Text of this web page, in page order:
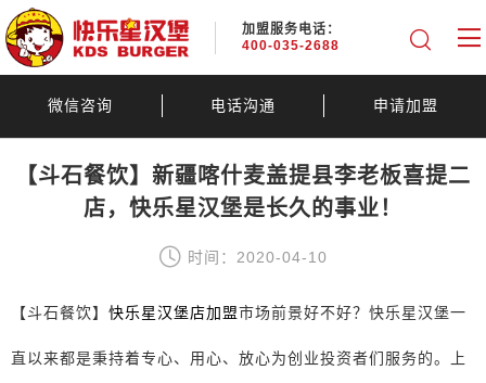
加盟服务电话：
400-035-2688
微信咨询 电话沟通 申请加盟
【斗石餐饮】新疆喀什麦盖提县李老板喜提二
店，快乐星汉堡是长久的事业！
时间：2020-04-10
【斗石餐饮】 快乐星汉堡店加盟市场前景好不好？快乐星汉堡一
直以来都是秉持着专心、用心、放心为创业投资者们服务的。上